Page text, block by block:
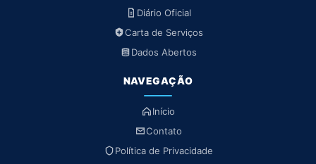
Diário Oficial
Carta de Serviços
Dados Abertos
NAVEGAÇÃO
Início
Contato
Política de Privacidade